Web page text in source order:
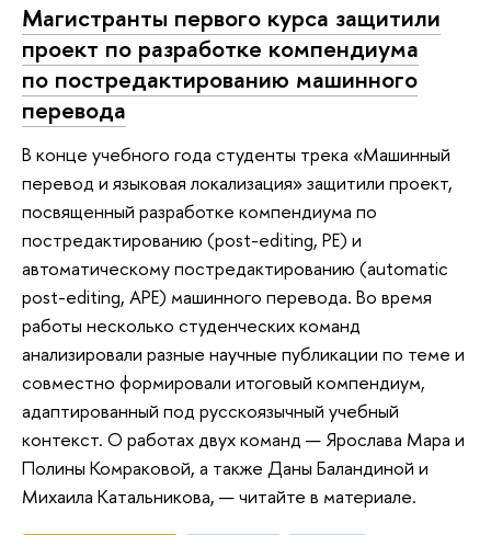
Магистранты первого курса защитили
проект по разработке компендиума
по постредактированию машинного
перевода
В конце учебного года студенты трека «Машинный
перевод и языковая локализация» защитили проект,
посвященный разработке компендиума по
постредактированию (post-editing, PE) и
автоматическому постредактированию (automatic
post-editing, APE) машинного перевода. Во время
работы несколько студенческих команд
анализировали разные научные публикации по теме и
совместно формировали итоговый компендиум,
адаптированный под русскоязычный учебный
контекст. О работах двух команд — Ярослава Мара и
Полины Комраковой, а также Даны Баландиной и
Михаила Катальникова, — читайте в материале.